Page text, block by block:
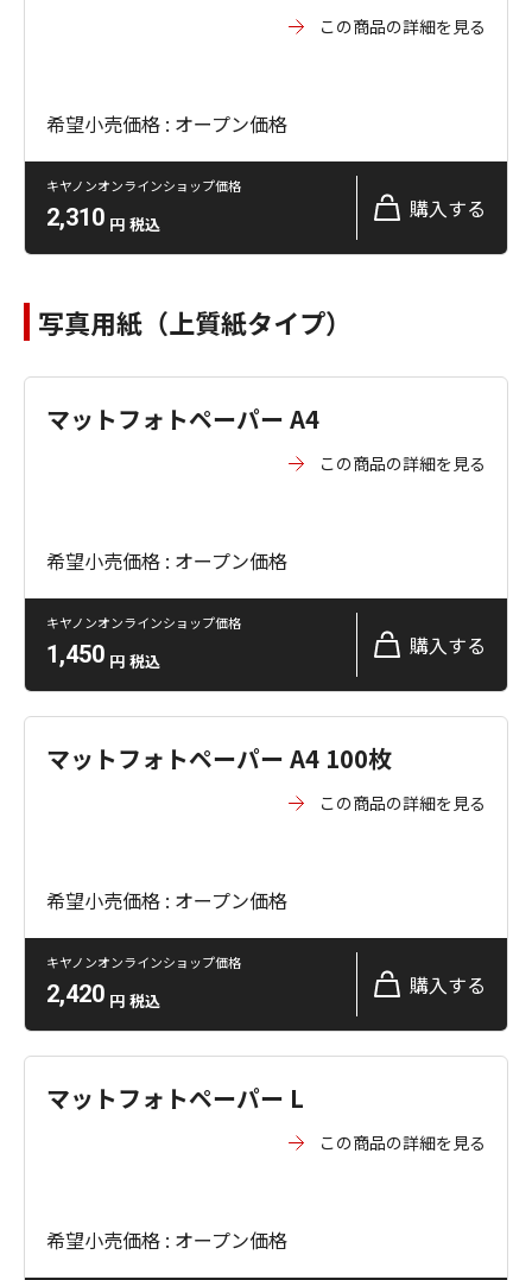
この商品の詳細を見る
希望小売価格 : オープン価格
キヤノンオンラインショップ価格
2,310 円 税込
購入する
写真用紙（上質紙タイプ）
マットフォトペーパー A4
この商品の詳細を見る
希望小売価格 : オープン価格
キヤノンオンラインショップ価格
1,450 円 税込
購入する
マットフォトペーパー A4 100枚
この商品の詳細を見る
希望小売価格 : オープン価格
キヤノンオンラインショップ価格
2,420 円 税込
購入する
マットフォトペーパー L
この商品の詳細を見る
希望小売価格 : オープン価格